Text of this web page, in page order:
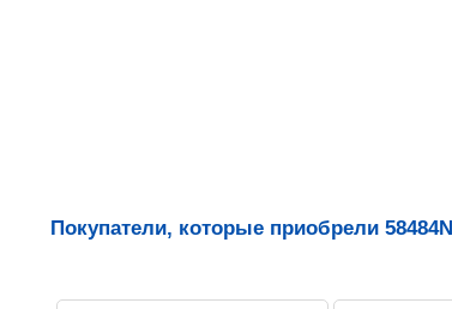
Покупатели, которые приобрели